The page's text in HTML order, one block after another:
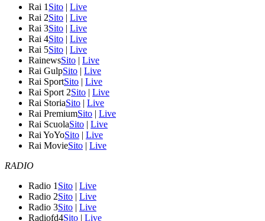
Rai 1 Sito | Live
Rai 2Sito | Live
Rai 3Sito | Live
Rai 4Sito | Live
Rai 5Sito | Live
RainewsSito | Live
Rai GulpSito | Live
Rai SportSito | Live
Rai Sport 2Sito | Live
Rai StoriaSito | Live
Rai PremiumSito | Live
Rai ScuolaSito | Live
Rai YoYoSito | Live
Rai MovieSito | Live
RADIO
Radio 1 Sito | Live
Radio 2Sito | Live
Radio 3Sito | Live
Radiofd4Sito | Live